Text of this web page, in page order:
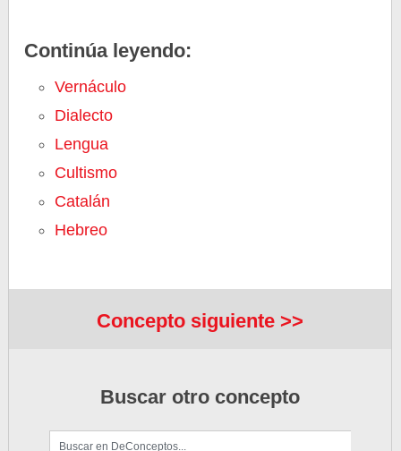
Continúa leyendo:
Vernáculo
Dialecto
Lengua
Cultismo
Catalán
Hebreo
Concepto siguiente >>
Buscar otro concepto